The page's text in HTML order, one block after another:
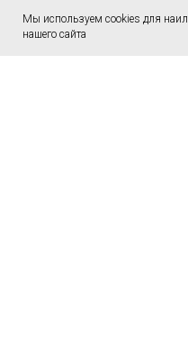
Мы используем cookies для
нашего сайта